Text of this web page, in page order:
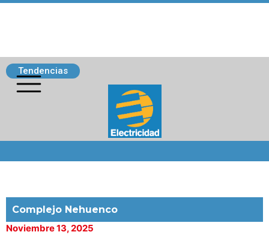
Tendencias
Complejo Nehuenco
Noviembre 13, 2025